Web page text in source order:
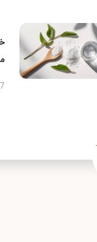
17 تیر 1405